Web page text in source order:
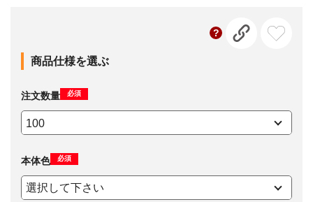
商品仕様を選ぶ
注文数量 必須
本体色 必須